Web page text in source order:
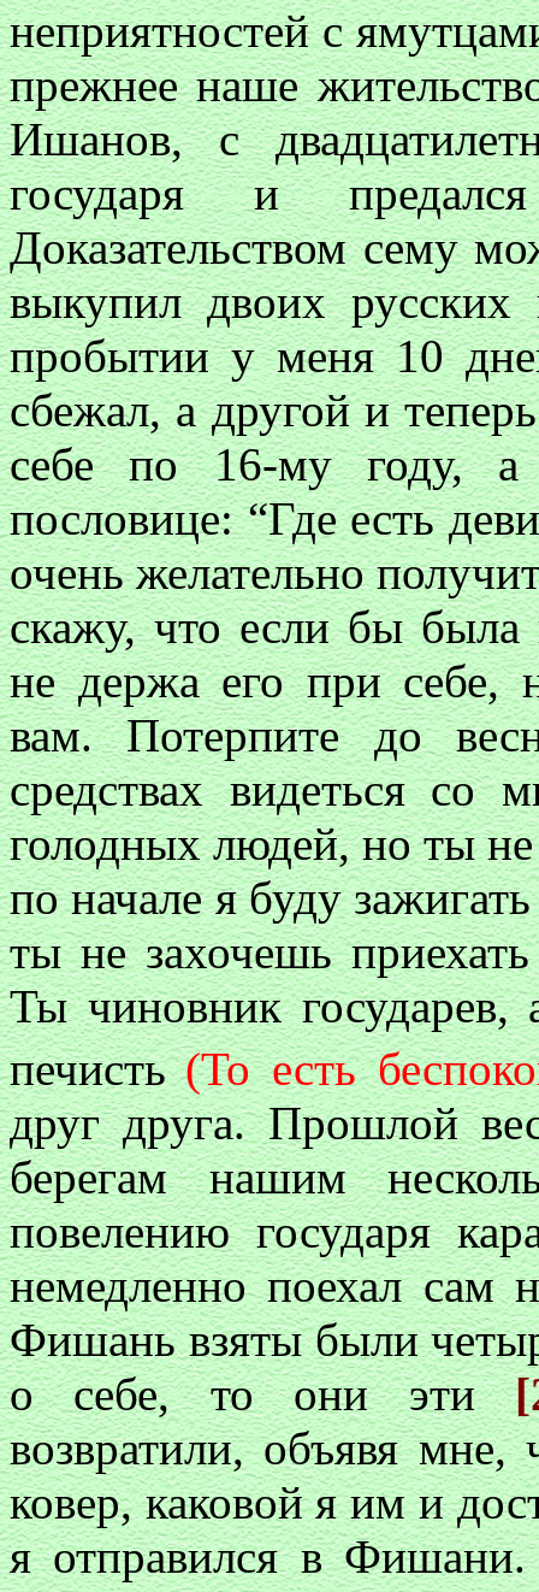
неприятностей с
прежнее наше
Ишанов, с
государя и
Доказательством сему
выкупил двоих
пробытии у меня 10
сбежал, а другой и
себе по 16-му году,
пословице: “Где есть
очень желательно
скажу, что если бы была
не держа его при себе,
вам. Потерпите до
средствах видеться
голодных людей, но ты
по начале я буду
ты не захочешь
Ты чиновник
печисть (То есть
друг друга. Прошлой
берегам нашим
повелению государя
немедленно поехал сам
Фишань взяты были
о себе, то они эти
возвратили, объявя
ковер, каковой я им и
я отправился в